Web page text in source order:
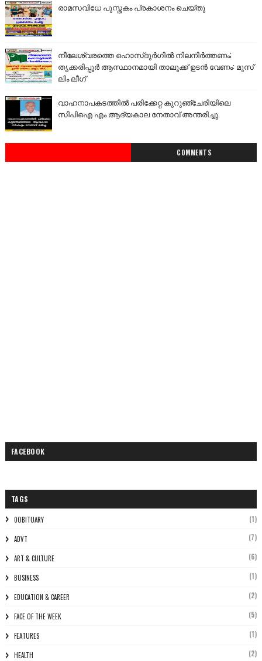
രാമസവിധേ പുസ്തകം പ്രകാശനം ചെയ്തു
നീലേശ്വരത്തെ ഹൊസ്ദുർഗിൽ നിലനിർത്തണം;
തൃക്കരിപ്പൂർ ആസ്ഥാനമായി താലൂക്ക് ഉടൻ വേണം: മുസ്
ലിം ലീഗ്
വാഹനാപകടത്തിൽ പരിക്കേറ്റ കുറുഞ്ചേരിയിലെ
സിപിഐ എം ആദ്യകാല നേതാവ് അന്തരിച്ചു.
COMMENTS
FACEBOOK
TAGS
0OBITUARY (1)
ADVT (7)
ART & CULTURE (6)
BUSINESS (1)
EDUCATION & CAREER (2)
FACE OF THE WEEK (5)
FEATURES (1)
HEALTH (2)